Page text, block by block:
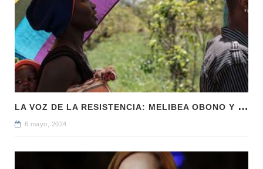
L
A VOZ DE LA RESISTENCIA: MELIBEA OBONO Y LA LUCHA LGTBI EN GUINEA ECUATORIAL
6 mayo, 2024